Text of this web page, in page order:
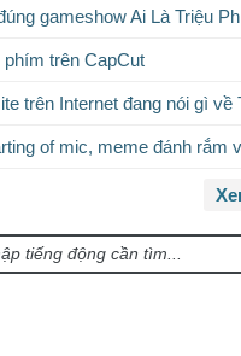
gameshow Ai Là Triệu
phím trên CapCut
trên Internet đang nói gì về
of mic, meme đánh rắm